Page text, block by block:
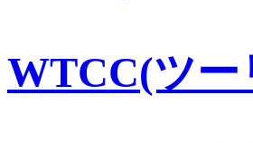
WTCC(ツー